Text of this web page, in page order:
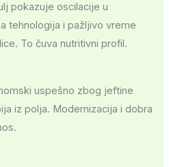
pokazuje oscilacije u
tehnologija i pažljivo vreme
To čuva nutritivni profil.
uspešno zbog jeftine
iz polja. Modernizacija i dobra